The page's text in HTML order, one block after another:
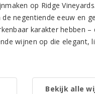
op Ridge
negentiende eeuw en
karakter hebben
wijnen op die elegant,
Bekijk alle